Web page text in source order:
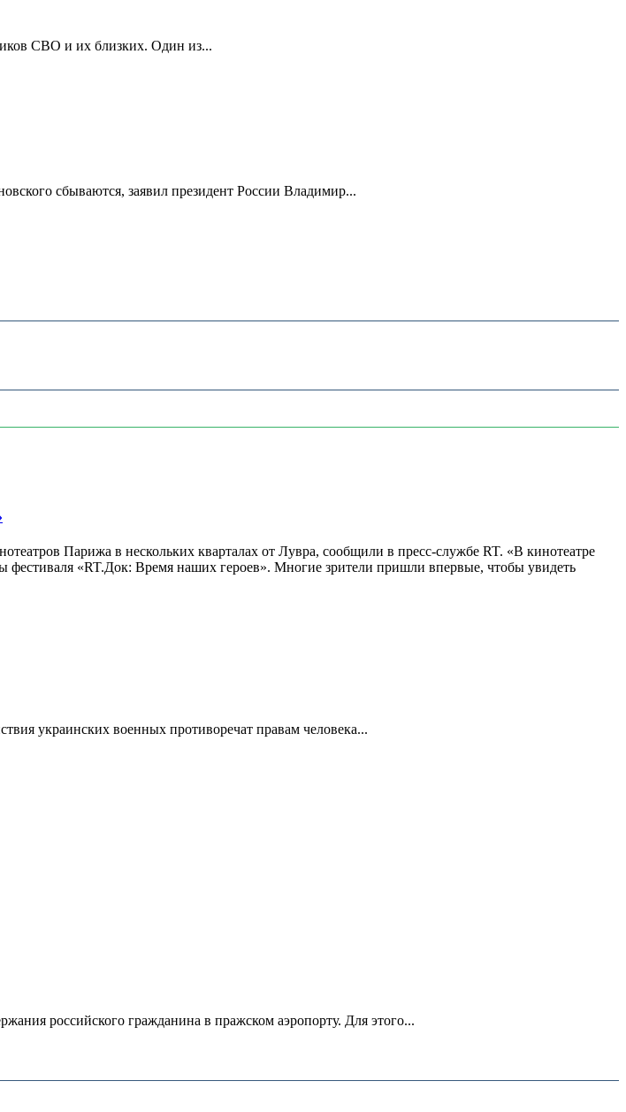
СВО и их близких. Один из...
сбываются, заявил президент России Владимир...
Парижа в нескольких кварталах от Лувра, сообщили в пресс-службе RT. «В кинотеатре
фестиваля «RT.Док: Время наших героев». Многие зрители пришли впервые, чтобы увидеть
украинских военных противоречат правам человека...
российского гражданина в пражском аэропорту. Для этого...